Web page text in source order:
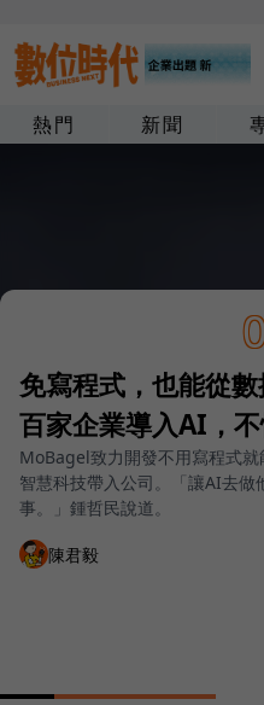
熱門 新聞
免寫程式，也能從
百家企業導入AI，
MoBagel致力開發不用寫程式
智慧科技帶入公司。「讓AI去
事。」鍾哲民說道。
陳君毅